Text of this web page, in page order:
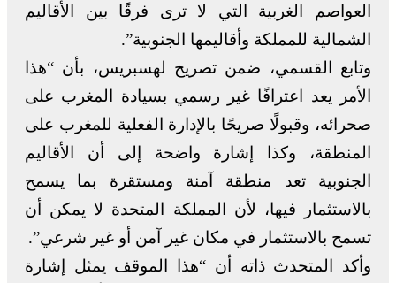
العواصم الغربية التي لا ترى فرقًا بين الأقاليم
الشمالية للمملكة وأقاليمها الجنوبية”.
وتابع القسمي، ضمن تصريح لهسبريس، بأن “هذا
الأمر يعد اعترافًا غير رسمي بسيادة المغرب على
صحرائه، وقبولًا صريحًا بالإدارة الفعلية للمغرب على
المنطقة، وكذا إشارة واضحة إلى أن الأقاليم
الجنوبية تعد منطقة آمنة ومستقرة بما يسمح
بالاستثمار فيها، لأن المملكة المتحدة لا يمكن أن
تسمح بالاستثمار في مكان غير آمن أو غير شرعي”.
وأكد المتحدث ذاته أن “هذا الموقف يمثل إشارة